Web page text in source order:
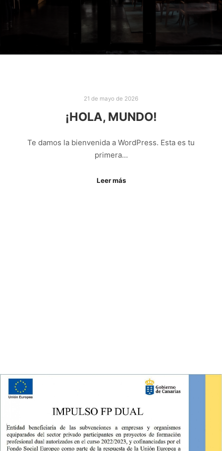
21 de mayo de 2026
¡HOLA, MUNDO!
Te damos la bienvenida a WordPress. Esta es tu
primera…
Leer más